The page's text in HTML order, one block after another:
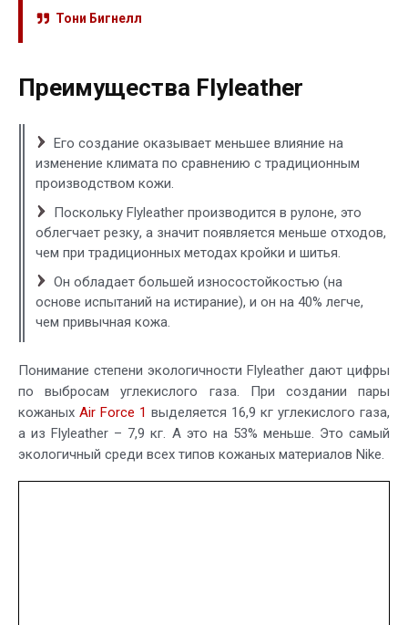
Тони Бигнелл
Преимущества Flyleather
Его создание оказывает меньшее влияние на
изменение климата по сравнению с традиционным
производством кожи.
Поскольку Flyleather производится в рулоне, это
облегчает резку, а значит появляется меньше отходов,
чем при традиционных методах кройки и шитья.
Он обладает большей износостойкостью (на
основе испытаний на истирание), и он на 40% легче,
чем привычная кожа.
Понимание степени экологичности Flyleather дают цифры
по выбросам углекислого газа. При создании пары
кожаных Air Force 1 выделяется 16,9 кг углекислого газа,
а из Flyleather – 7,9 кг. А это на 53% меньше. Это самый
экологичный среди всех типов кожаных материалов Nike.